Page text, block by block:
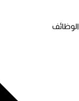
الوظائف